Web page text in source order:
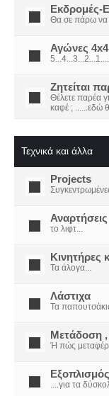
Εκδρομές-
Θα σε πάρω να
Αγώνες 4x4
Ζητείται
Θέλετε παρέα
καφέ ; ......εδώ
Τεχνικά και άλλα
Projects
Αναρτήσεις
το λιφτ...
Κινητήρες
Τα άλογα...
Λάστιχα
Τα
Μετάδοση ,
Ή πώς
....για τα